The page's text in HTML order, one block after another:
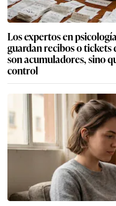
Los expertos en
guardan recibos o tickets
son acumuladores, sino
control